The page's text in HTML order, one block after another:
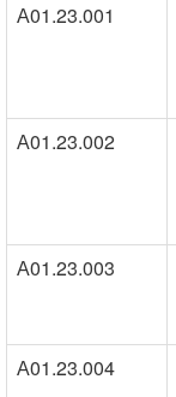
А01.23.001
А01.23.002
А01.23.003
А01.23.004